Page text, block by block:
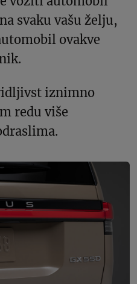
svaku vašu želju,
ovakve
iznimno
redu više